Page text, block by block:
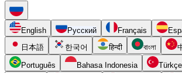
English Русский Français
日本語
한국어 हिन्दी বাংলা
Português Bahasa Indonesia Türkçe